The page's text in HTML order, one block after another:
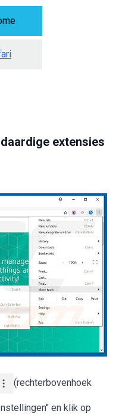
extensies
(rechterbovenhoek
en klik op